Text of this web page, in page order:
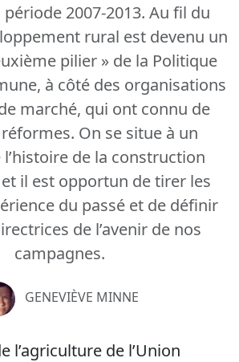
2007-2013. Au fil du
rural est devenu un
pilier » de la Politique
à côté des organisations
marché, qui ont connu de
On se situe à un
de la construction
il est opportun de tirer les
du passé et de définir
de l’avenir de nos
campagnes.
GENEVIÈVE MINNE
l’agriculture de l’Union